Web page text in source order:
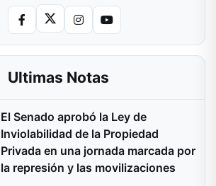
Ultimas Notas
El Senado aprobó la Ley de
Inviolabilidad de la Propiedad
Privada en una jornada marcada por
la represión y las movilizaciones